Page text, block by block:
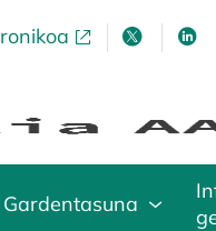
in a new tabopens
Gardentasuna